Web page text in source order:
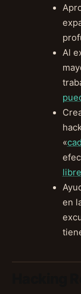
Al
«
libre
en